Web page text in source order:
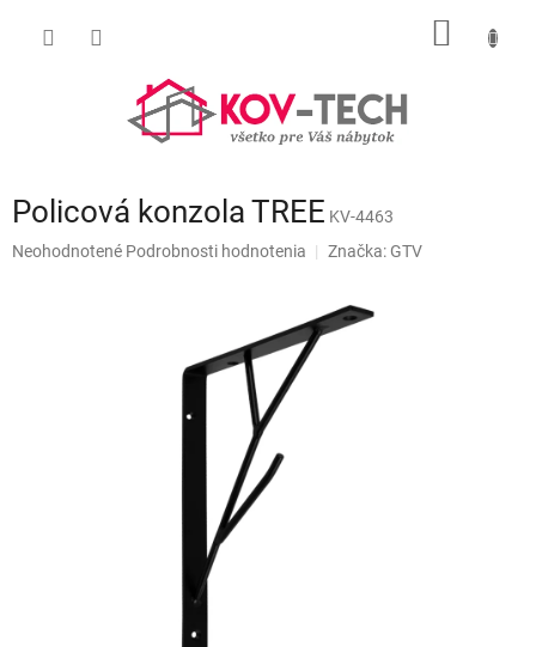
Policová konzola TREE KV-4463
Priemerné
Neohodnotené Podrobnosti hodnotenia Značka: GTV